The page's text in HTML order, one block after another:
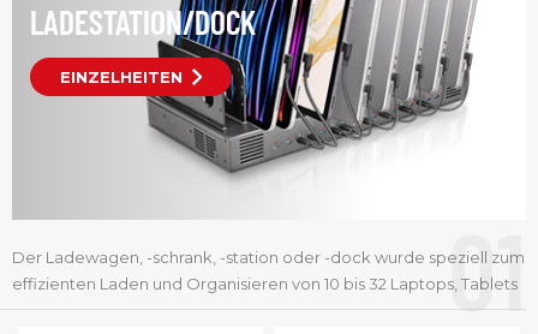
LADESTATION/DOCK
EINZELHEITEN
01
Der Ladewagen, -schrank, -station oder -dock wurde speziell zum
effizienten Laden und Organisieren von 10 bis 32 Laptops, Tablets
oder anderen USB-C-Geräten entwickelt und ist eine ideale